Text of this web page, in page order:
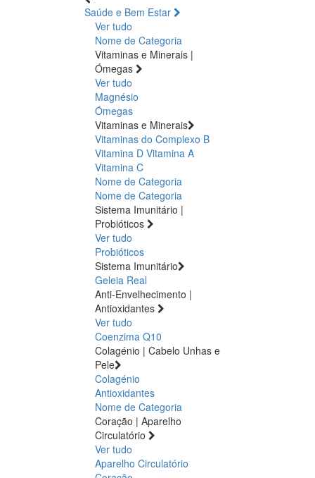
Saúde e Bem Estar
Ver tudo
Nome de Categoria
Vitaminas e Minerais |
Ómegas
Ver tudo
Magnésio
Ómegas
Vitaminas e Minerais
Vitaminas do Complexo B
Vitamina D Vitamina A
Vitamina C
Nome de Categoria
Nome de Categoria
Sistema Imunitário |
Probióticos
Ver tudo
Probióticos
Sistema Imunitário
Geleia Real
Anti-Envelhecimento |
Antioxidantes
Ver tudo
Coenzima Q10
Colagénio | Cabelo Unhas e
Pele
Colagénio
Antioxidantes
Nome de Categoria
Coração | Aparelho
Circulatório
Ver tudo
Aparelho Circulatório